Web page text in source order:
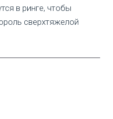
в ринге, чтобы
сверхтяжелой